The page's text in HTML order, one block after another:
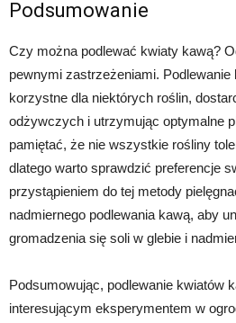
Podsumowanie
Czy można podlewać kwiaty kawą?
pewnymi zastrzeżeniami.
korzystne dla niektórych roślin,
odżywczych i utrzymując optymalne
pamiętać, że nie wszystkie rośliny
dlatego warto sprawdzić preferencje
przystąpieniem do tej metody
nadmiernego podlewania kawą, aby
gromadzenia się soli w glebie i
Podsumowując, podlewanie kwiatów
interesującym eksperymentem w